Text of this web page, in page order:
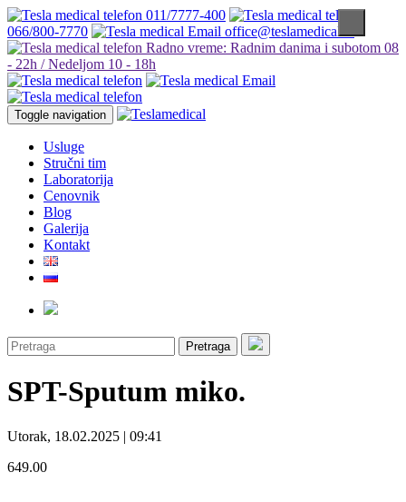
011/7777-400
066/800-7770
office@teslamedical.rs
Radno vreme: Radnim danima i subotom 08
- 22h / Nedeljom 10 - 18h
Toggle navigation
Usluge
Stručni tim
Laboratorija
Cenovnik
Blog
Galerija
Kontakt
Pretraga
SPT-Sputum miko.
Utorak, 18.02.2025 | 09:41
649.00